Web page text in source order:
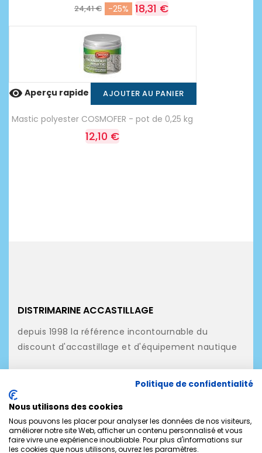
24,41 € -25% 18,31 €
 Aperçu rapide AJOUTER AU PANIER
Mastic polyester COSMOFER - pot de 0,25 kg
12,10 €
DISTRIMARINE ACCASTILLAGE
depuis 1998 la référence incontournable du
discount d'accastillage et d'équipement nautique
NOS PRODUITS
MON COMPTE
CONTACTEZ-NOUS
Politique de confidentialité
Nous utilisons des cookies
Nous pouvons les placer pour analyser les données de nos visiteurs,
améliorer notre site Web, afficher un contenu personnalisé et vous
faire vivre une expérience inoubliable. Pour plus d'informations sur
les cookies que nous utilisons, ouvrez les paramètres.